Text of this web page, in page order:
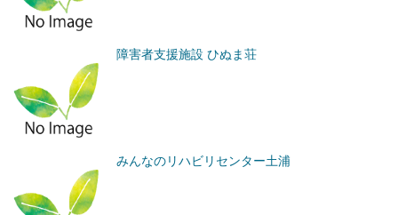
障害者支援施設 ひぬま荘
みんなのリハビリセンター土浦